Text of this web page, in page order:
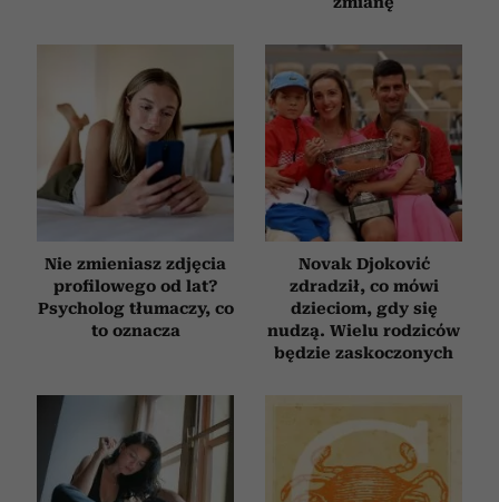
Nie zmieniasz zdjęcia
profilowego od lat?
Psycholog tłumaczy, co
to oznacza
Novak Djoković
zdradził, co mówi
dzieciom, gdy się
nudzą. Wielu rodziców
będzie zaskoczonych